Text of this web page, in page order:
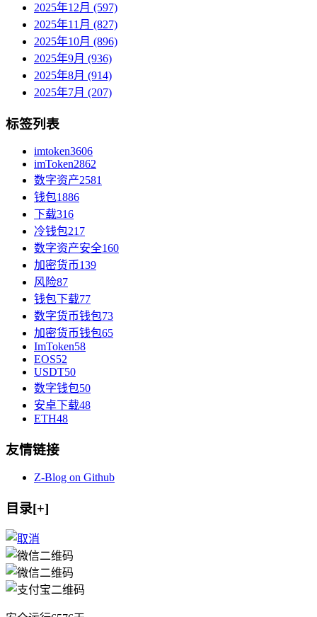
2025年12月 (597)
2025年11月 (827)
2025年10月 (896)
2025年9月 (936)
2025年8月 (914)
2025年7月 (207)
标签列表
imtoken3606
imToken2862
数字资产2581
钱包1886
下载316
冷钱包217
数字资产安全160
加密货币139
风险87
钱包下载77
数字货币钱包73
加密货币钱包65
ImToken58
EOS52
USDT50
数字钱包50
安卓下载48
ETH48
友情链接
Z-Blog on Github
目录[+]